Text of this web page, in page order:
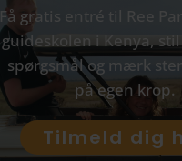
Få gratis entré til Ree
guideskolen i Kenya,
spørgsmål og mærk
på egen krop.
Tilmeld dig